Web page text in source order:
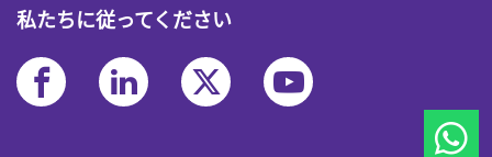
私たちに従ってください